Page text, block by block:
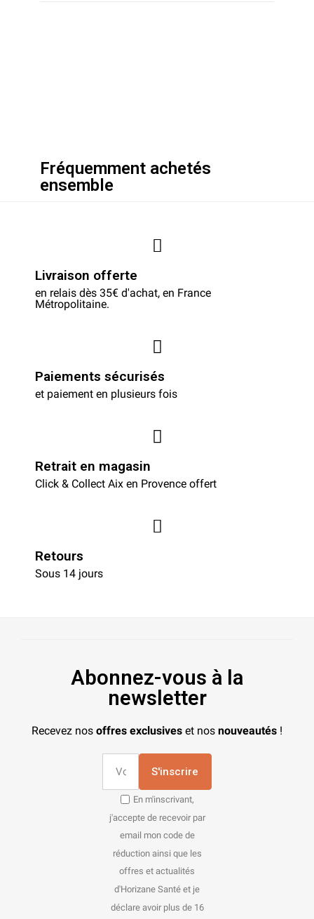
Fréquemment achetés
ensemble
Livraison offerte
en relais dès 35€ d'achat, en France
Métropolitaine.
Paiements sécurisés
et paiement en plusieurs fois
Retrait en magasin
Click & Collect Aix en Provence offert
Retours
Sous 14 jours
Abonnez-vous à la
newsletter
Recevez nos offres exclusives et nos nouveautés !
S'inscrire
En m'inscrivant,
j'accepte de recevoir par
email mon code de
réduction ainsi que les
offres et actualités
d'Horizane Santé et je
déclare avoir plus de 16